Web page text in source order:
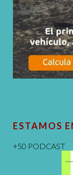
ESTAMOS
+50 PODCAST